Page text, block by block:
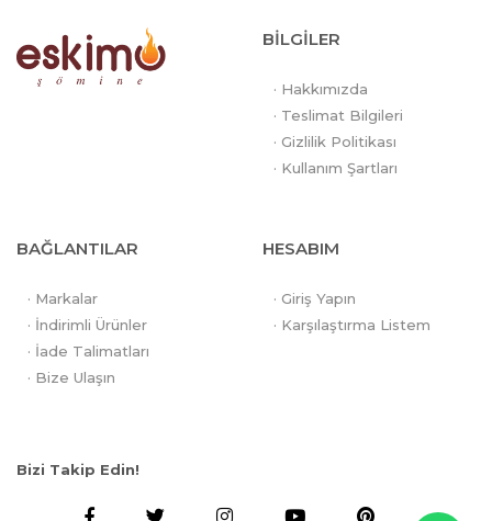
BİLGİLER
· Hakkımızda
· Teslimat Bilgileri
· Gizlilik Politikası
· Kullanım Şartları
BAĞLANTILAR
· Markalar
· İndirimli Ürünler
· İade Talimatları
· Bize Ulaşın
HESABIM
· Giriş Yapın
· Karşılaştırma Listem
Bizi Takip Edin!